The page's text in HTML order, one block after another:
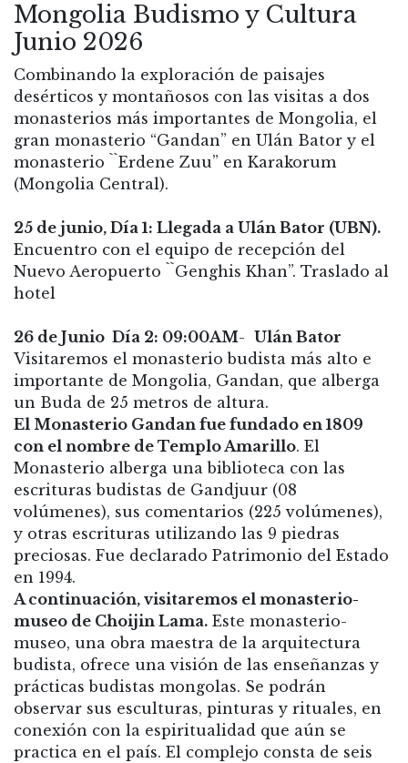
Mongolia Budismo y Cultura
Junio 2026
Combinando la exploración de paisajes
desérticos y montañosos con las visitas a dos
monasterios más importantes de Mongolia, el
gran monasterio “Gandan” en Ulán Bator y el
monasterio ``Erdene Zuu” en Karakorum
(Mongolia Central).
25 de junio, Día 1: Llegada a Ulán Bator (UBN).
Encuentro con el equipo de recepción del
Nuevo Aeropuerto ``Genghis Khan”. Traslado al
hotel
26 de Junio Día 2: 09:00AM- Ulán Bator
Visitaremos el monasterio budista más alto e
importante de Mongolia, Gandan, que alberga
un Buda de 25 metros de altura.
El Monasterio Gandan fue fundado en 1809
con el nombre de Templo Amarillo. El
Monasterio alberga una biblioteca con las
escrituras budistas de Gandjuur (08
volúmenes), sus comentarios (225 volúmenes),
y otras escrituras utilizando las 9 piedras
preciosas. Fue declarado Patrimonio del Estado
en 1994.
A continuación, visitaremos el monasterio-
museo de Choijin Lama. Este monasterio-
museo, una obra maestra de la arquitectura
budista, ofrece una visión de las enseñanzas y
prácticas budistas mongolas. Se podrán
observar sus esculturas, pinturas y rituales, en
conexión con la espiritualidad que aún se
practica en el país. El complejo consta de seis